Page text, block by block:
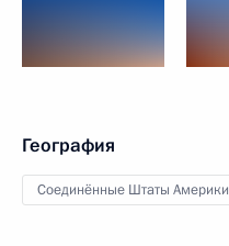
География
Соединённые Штаты Америки